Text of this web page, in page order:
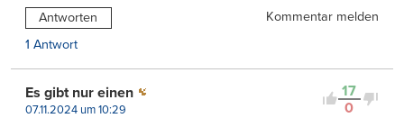
Antworten
Kommentar melden
1 Antwort
17
0
Es gibt nur einen
07.11.2024 um 10:29